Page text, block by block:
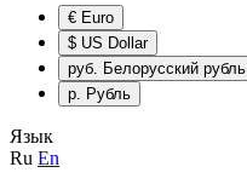
€ Euro
$ US Dollar
руб. Белорусский рубль
р. Рубль
Язык
Ru En